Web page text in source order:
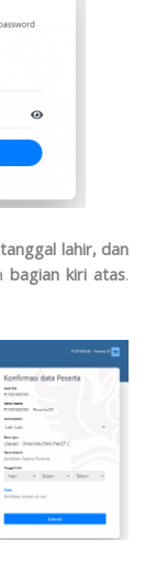
lahir, dan
bagian kiri atas.